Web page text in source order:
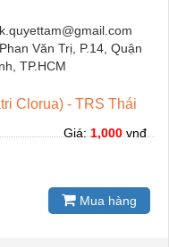
Văn Trị, P.14, Quận
TP.HCM
Clorua) - TRS Thái
Giá: 1,000 vnđ
Mua hàng